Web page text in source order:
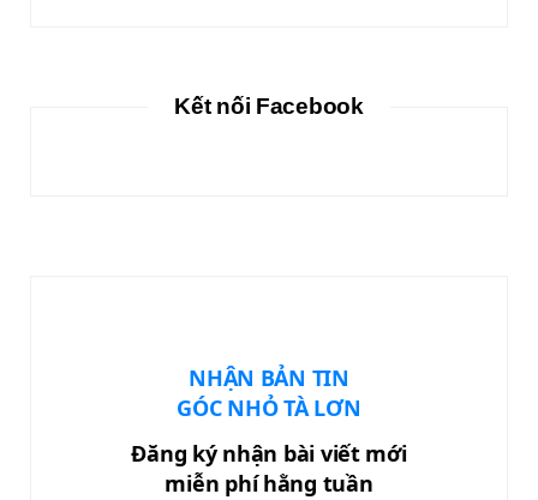
Kết nối Facebook
NHẬN BẢN TIN
GÓC NHỎ TÀ LƠN
Đăng ký nhận bài viết mới
miễn phí hằng tuần